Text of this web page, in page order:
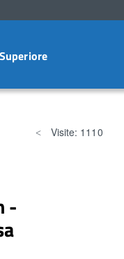
Visite: 1110
-